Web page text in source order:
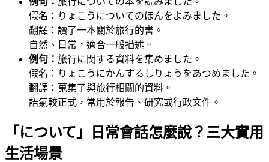
假名：りょこうについてのほんをよみました。
翻譯：讀了一本關於旅行的書。
自然、日常，適合一般描述。
例句： 旅行に関する資料を集めました。
假名：りょこうにかんするしりょうをあつめました。
翻譯：蒐集了與旅行相關的資料。
語氣較正式，常用於報告、研究或行政文件。
「について」日常會話怎麼說？三大實用
生活場景